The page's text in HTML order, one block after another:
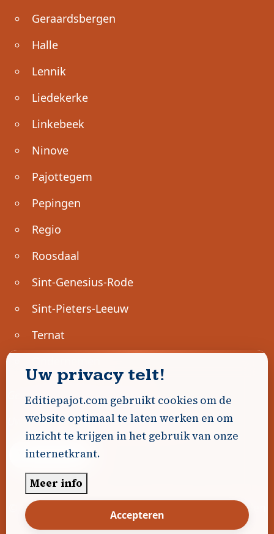
Geraardsbergen
Halle
Lennik
Liedekerke
Linkebeek
Ninove
Pajottegem
Pepingen
Regio
Roosdaal
Sint-Genesius-Rode
Sint-Pieters-Leeuw
Ternat
Geen advertenties gevonden.
Uw advertentie hier? Contacteer ons!
Word Partner!
© 2026 Editiepajot.com
Algemene voorwaarden
|Disclaimer Privacybeleid Cookiebeleid|
Uw privacy telt!
Editiepajot.com gebruikt cookies om de
website optimaal te laten werken en om
inzicht te krijgen in het gebruik van onze
internetkrant.
Meer info
Accepteren